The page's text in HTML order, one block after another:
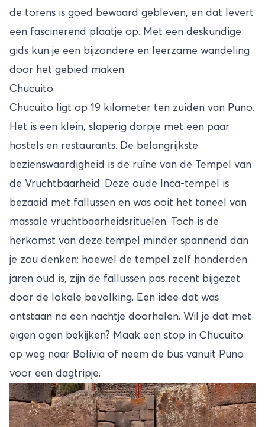
de torens is goed bewaard gebleven, en dat levert
een fascinerend plaatje op. Met een deskundige
gids kun je een bijzondere en leerzame wandeling
door het gebied maken.
Chucuito
Chucuito ligt op 19 kilometer ten zuiden van Puno.
Het is een klein, slaperig dorpje met een paar
hostels en restaurants. De belangrijkste
bezienswaardigheid is de ruïne van de Tempel van
de Vruchtbaarheid. Deze oude Inca-tempel is
bezaaid met fallussen en was ooit het toneel van
massale vruchtbaarheidsrituelen. Toch is de
herkomst van deze tempel minder spannend dan
je zou denken: hoewel de tempel zelf honderden
jaren oud is, zijn de fallussen pas recent bijgezet
door de lokale bevolking. Een idee dat was
ontstaan na een nachtje doorhalen. Wil je dat met
eigen ogen bekijken? Maak een stop in Chucuito
op weg naar Bolivia of neem de bus vanuit Puno
voor een dagtripje.